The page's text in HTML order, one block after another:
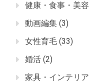
健康・食事・美容
動画編集 (3)
女性育毛 (33)
婚活 (2)
家具・インテリア